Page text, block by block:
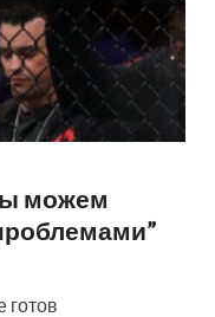
можем
готов